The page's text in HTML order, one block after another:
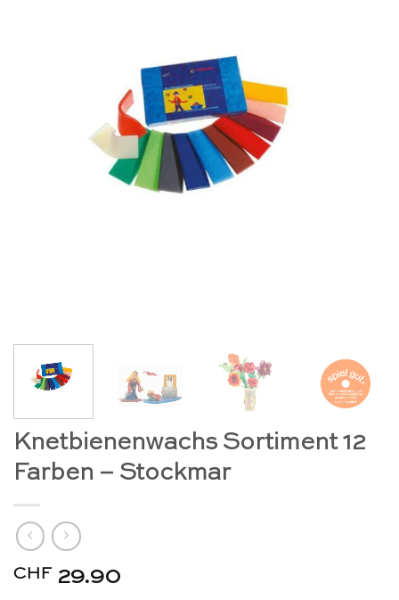
Knetbienenwachs Sortiment 12
Farben – Stockmar
CHF 29.90